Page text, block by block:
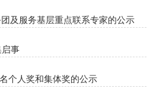
及服务基层重点联系专家的公示
事
个人奖和集体奖的公示